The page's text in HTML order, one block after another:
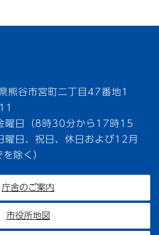
谷市宮町二丁目47番地1
曜日（8時30分から17時15
曜日、祝日、休日および12月
除く）
庁舎のご案内
市役所地図